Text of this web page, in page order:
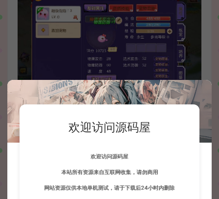
欢迎访问源码屋
欢迎访问源码屋
本站所有资源来自互联网收集，请勿商用
网站资源仅供本地单机测试，请于下载后24小时内删除